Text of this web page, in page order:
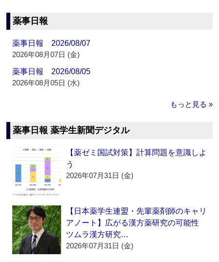
薬事日報
薬事日報 2026/08/07
2026年08月07日 (金)
薬事日報 2026/08/05
2026年08月05日 (水)
もっと見る »
薬事日報 薬学生新聞デジタル
【薬ゼミ国試対策】計算問題を意識しよ
う
2026年07月31日 (金)
【日本薬学生連盟・先輩薬剤師のキャリ
アノート】広がる漢方薬研究の可能性
ツムラ漢方研究…
2026年07月31日 (金)